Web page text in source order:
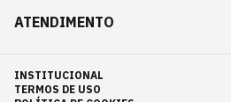
ATENDIMENTO
INSTITUCIONAL
TERMOS DE USO